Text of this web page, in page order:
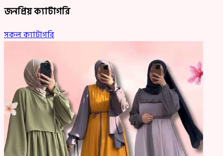
জনপ্রিয় ক্যাটাগরি
সকল ক্যাটাগরি